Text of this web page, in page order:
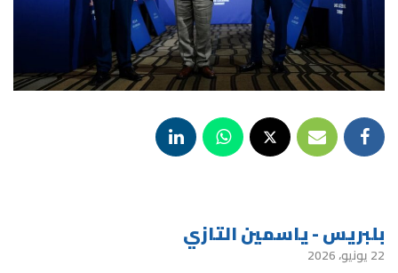
بلبريس - ياسمين التازي
22 يونيو، 2026